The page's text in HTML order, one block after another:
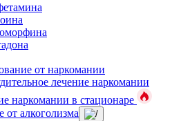
от наркомании
лечение наркомании
наркомании в стационаре
от алкоголизма